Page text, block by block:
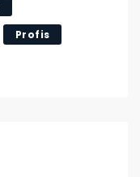
Profis